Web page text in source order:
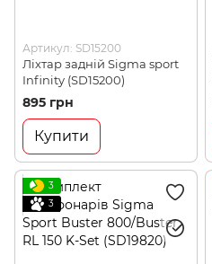
Артикул: SD15200
Ліхтар задній Sigma sport
Infinity (SD15200)
895 грн
Купити
3
3